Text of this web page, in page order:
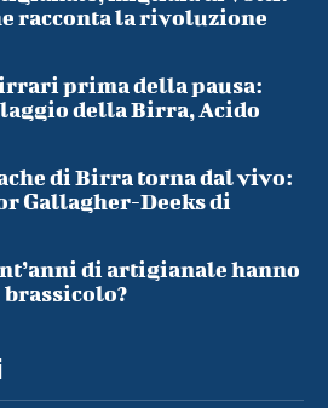
racconta la rivoluzione
prima della pausa:
della Birra, Acido
di Birra torna dal vivo:
Gallagher-Deeks di
di artigianale hanno